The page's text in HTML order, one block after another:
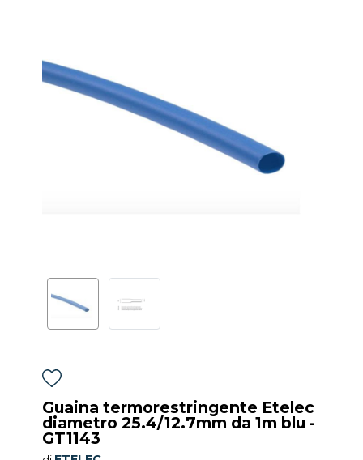
Guaina termorestringente Etelec
diametro 25.4/12.7mm da 1m blu -
GT1143